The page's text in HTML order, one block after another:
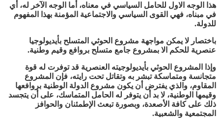
هذا الوجه الاول للحامل السياسي في معناه، أما الوجه الآخر له، أي
في مبناه، فهي القوى السياسي والاجتماعية المؤمنة بهذا المفهوم
للدولة.
باختصار لا يمكن مواجهة مشروع الحوثي المتسلح بأيديولوجيا
عنصرية للحكم الا بمشروع جامع متسلح بروافع وقيم وطنية.
وإذا المشروع الحوثي بأيديولوجيته العنصرية قد توفرت له قوة
متجانسة ومتماسكة تبشر به وتقاتل تحت رايته، فإن المشروع
المقاوم، والذي يفترض أن يكون مشروع الدولة الوطنية بروافعها
وقيمها الوطنية، لا بد أن يتوفر له الحامل المتماسك، على أن يتجسد
ذلك على كافة الأصعدة، وبصورة تبعث الإطمئنان والحوافز
المجتمعية والشعبية.